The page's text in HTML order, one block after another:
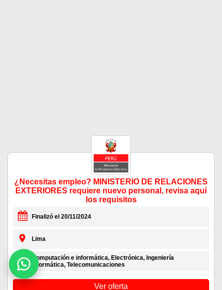
¿Necesitas empleo? MINISTERIO DE RELACIONES
EXTERIORES requiere nuevo personal, revisa aquí
los requisitos
Finalizó el 20/11/2024
Lima
Computación e informática, Electrónica, Ingeniería
informática, Telecomunicaciones
Ver oferta